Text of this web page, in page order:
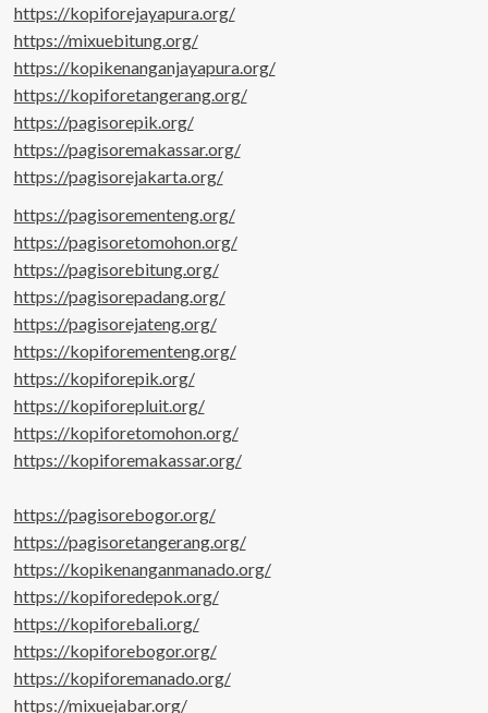
https://kopiforejayapura.org/
https://mixuebitung.org/
https://kopikenanganjayapura.org/
https://kopiforetangerang.org/
https://pagisorepik.org/
https://pagisoremakassar.org/
https://pagisorejakarta.org/
https://pagisorementeng.org/
https://pagisoretomohon.org/
https://pagisorebitung.org/
https://pagisorepadang.org/
https://pagisorejateng.org/
https://kopiforementeng.org/
https://kopiforepik.org/
https://kopiforepluit.org/
https://kopiforetomohon.org/
https://kopiforemakassar.org/
https://pagisorebogor.org/
https://pagisoretangerang.org/
https://kopikenanganmanado.org/
https://kopiforedepok.org/
https://kopiforebali.org/
https://kopiforebogor.org/
https://kopiforemanado.org/
https://mixuejabar.org/